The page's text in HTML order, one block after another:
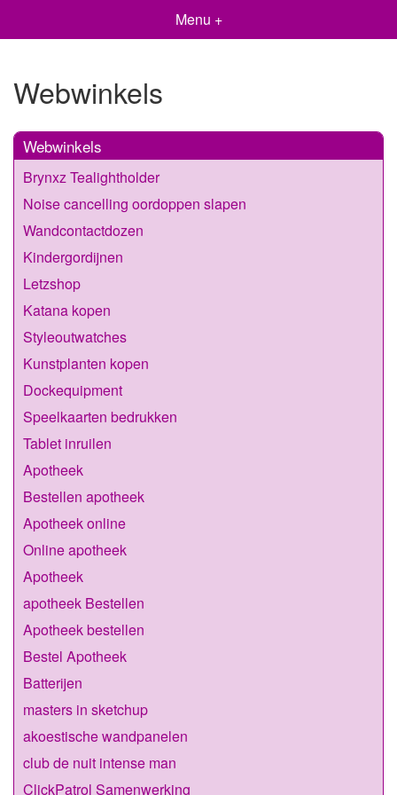
Menu +
Webwinkels
Webwinkels
Brynxz Tealightholder
Noise cancelling oordoppen slapen
Wandcontactdozen
Kindergordijnen
Letzshop
Katana kopen
Styleoutwatches
Kunstplanten kopen
Dockequipment
Speelkaarten bedrukken
Tablet inruilen
Apotheek
Bestellen apotheek
Apotheek online
Online apotheek
Apotheek
apotheek Bestellen
Apotheek bestellen
Bestel Apotheek
Batterijen
masters in sketchup
akoestische wandpanelen
club de nuit intense man
ClickPatrol Samenwerking